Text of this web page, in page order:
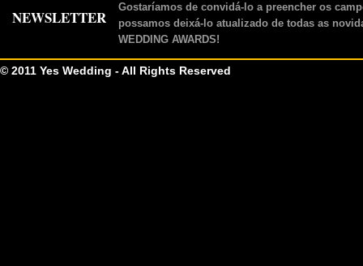
NEWSLETTER
Gostaríamos de convidá-lo a preencher os
possamos deixá-lo atualizado de todas as
WEDDING AWARDS!
© 2011 Yes Wedding - All Rights Reserved